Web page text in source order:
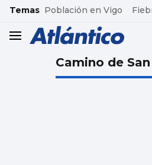
common.go-to-content
Temas Población en Vigo
header.menu.open
Camino de